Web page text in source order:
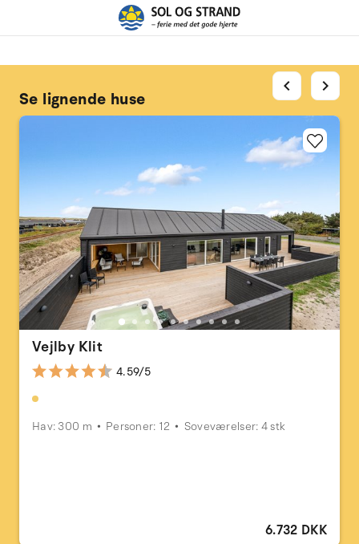
Se lignende huse
Vejlby Klit
4.59/5
Hav: 300 m Personer: 12 Soveværelser: 4 stk
6.732 DKK
chevron_left chevron_right